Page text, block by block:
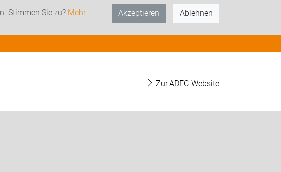
Stimmen Sie zu? Mehr
Akzeptieren Ablehnen
Zur ADFC-Website